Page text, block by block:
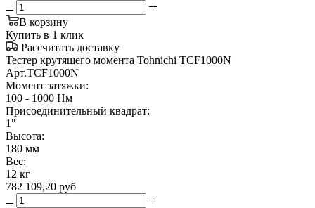
В корзину
Купить в 1 клик
Рассчитать доставку
Тестер крутящего момента Tohnichi TCF1000N
Арт.TCF1000N
Момент затяжки:
100 - 1000 Нм
Присоединительный квадрат:
1"
Высота:
180 мм
Вес:
12 кг
782 109,20 руб